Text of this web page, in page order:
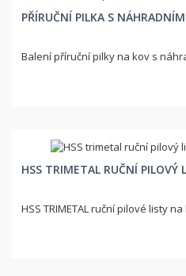
PŘÍRUČNÍ PILKA S
Balení příruční pilky na kov s
HSS TRIMETAL RUČNÍ PILOVÝ
HSS TRIMETAL ruční pilové listy